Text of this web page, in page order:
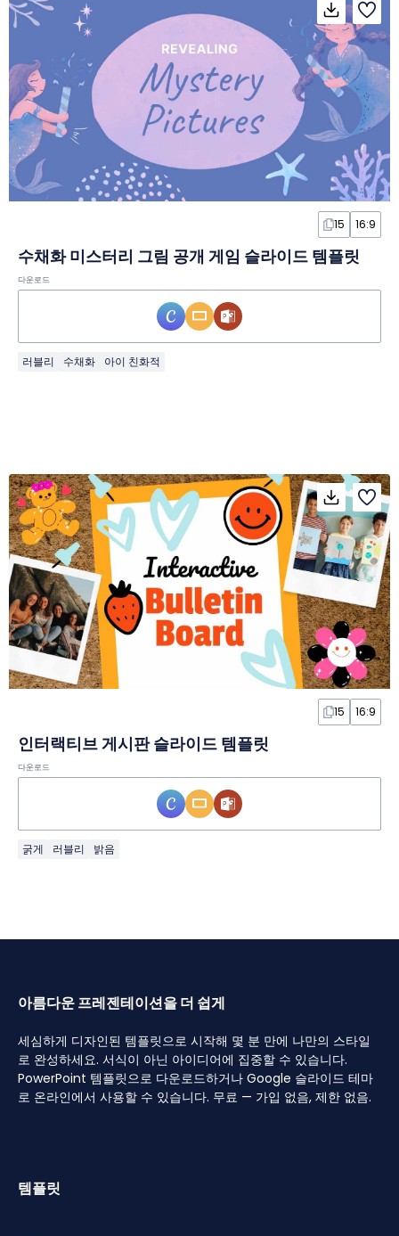
15 16:9
수채화 미스터리 그림 공개 게임 슬라이드 템플릿
다운로드
러블리 수채화 아이 친화적
15 16:9
인터랙티브 게시판 슬라이드 템플릿
다운로드
굵게 러블리 밝음
아름다운 프레젠테이션을 더 쉽게
세심하게 디자인된 템플릿으로 시작해 몇 분 만에 나만의 스타일
로 완성하세요. 서식이 아닌 아이디어에 집중할 수 있습니다.
PowerPoint 템플릿으로 다운로드하거나 Google 슬라이드 테마
로 온라인에서 사용할 수 있습니다. 무료 — 가입 없음, 제한 없음.
템플릿